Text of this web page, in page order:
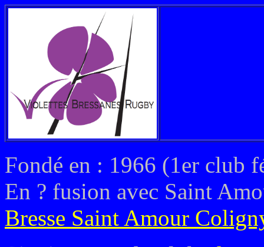
Fondé en : 1966 (1er club
En ? fusion avec Saint
Bresse Saint Amour